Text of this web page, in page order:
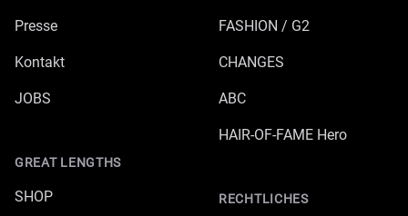
Presse
Kontakt
JOBS
GREAT LENGTHS
SHOP
FASHION / G2
CHANGES
ABC
HAIR-OF-FAME Hero
RECHTLICHES